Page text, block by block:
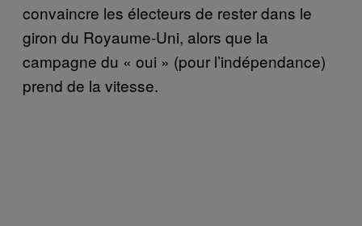
convaincre les électeurs de rester dans le
giron du Royaume-Uni, alors que la
campagne du « oui » (pour l’indépendance)
prend de la vitesse.